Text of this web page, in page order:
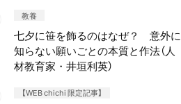
教養
七夕に笹を飾るのはなぜ？ 意外に
知らない願いごとの本質と作法（人
材教育家・井垣利英）
【WEB chichi 限定記事】